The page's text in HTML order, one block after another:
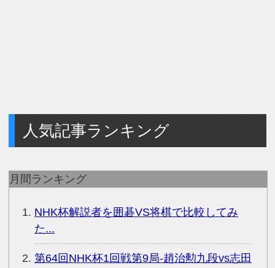
人気記事ランキング
月間ランキング
NHK杯解説者を囲碁VS将棋で比較してみ
た...
第64回NHK杯1回戦第9局-趙治勲九段vs志田